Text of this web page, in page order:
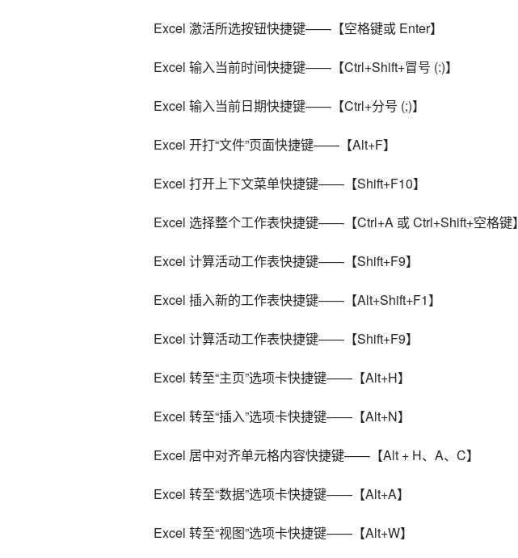
    Excel 激活所选按钮快捷键——【空格键或 Enter】
    Excel 输入当前时间快捷键——【Ctrl+Shift+冒号 (:)】
    Excel 输入当前日期快捷键——【Ctrl+分号 (;)】
    Excel 开打“文件”页面快捷键——【Alt+F】
    Excel 打开上下文菜单快捷键——【Shift+F10】
    Excel 选择整个工作表快捷键——【Ctrl+A 或 Ctrl+Shift+空格键】
    Excel 计算活动工作表快捷键——【Shift+F9】
    Excel 插入新的工作表快捷键——【Alt+Shift+F1】
    Excel 计算活动工作表快捷键——【Shift+F9】
    Excel 转至“主页”选项卡快捷键——【Alt+H】
    Excel 转至“插入”选项卡快捷键——【Alt+N】
    Excel 居中对齐单元格内容快捷键——【Alt + H、A、C】
    Excel 转至“数据”选项卡快捷键——【Alt+A】
    Excel 转至“视图”选项卡快捷键——【Alt+W】